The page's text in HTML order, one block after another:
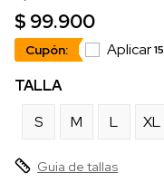
$ 99.900
Cupón: Aplicar
TALLA
S
M L XL
Guia de tallas